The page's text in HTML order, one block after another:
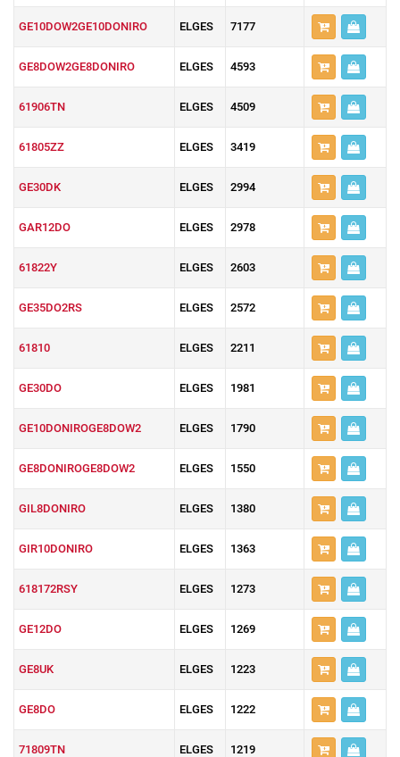
GE10DOW2GE10DONIRO ELGES 7177
GE8DOW2GE8DONIRO ELGES 4593
61906TN ELGES 4509
61805ZZ ELGES 3419
GE30DK ELGES 2994
GAR12DO ELGES 2978
61822Y ELGES 2603
GE35DO2RS ELGES 2572
61810 ELGES 2211
GE30DO ELGES 1981
GE10DONIROGE8DOW2 ELGES 1790
GE8DONIROGE8DOW2 ELGES 1550
GIL8DONIRO ELGES 1380
GIR10DONIRO ELGES 1363
618172RSY ELGES 1273
GE12DO ELGES 1269
GE8UK ELGES 1223
GE8DO ELGES 1222
71809TN ELGES 1219